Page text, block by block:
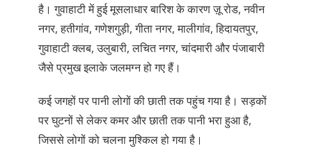
है। गुवाहाटी में हुई मूसलाधार बारिश के कारण ज़ू रोड, नवीन
नगर, हतीगांव, गणेशगुड़ी, गीता नगर, मालीगांव, हिदायतपुर,
गुवाहाटी क्लब, उलुबारी, लचित नगर, चांदमारी और पंजाबारी
जैसे प्रमुख इलाके जलमग्न हो गए हैं।
कई जगहों पर पानी लोगों की छाती तक पहुंच गया है। सड़कों
पर घुटनों से लेकर कमर और छाती तक पानी भरा हुआ है,
जिससे लोगों को चलना मुश्किल हो गया है।